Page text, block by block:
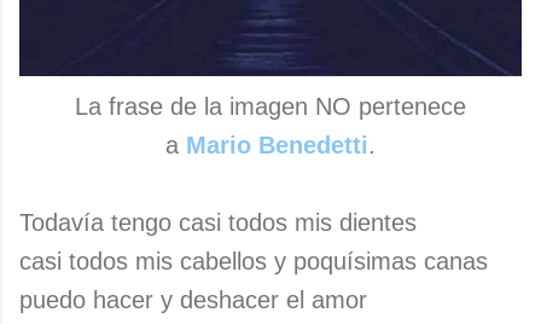
La frase de la imagen NO pertenece
a Mario Benedetti.
Todavía tengo casi todos mis dientes
casi todos mis cabellos y poquísimas canas
puedo hacer y deshacer el amor